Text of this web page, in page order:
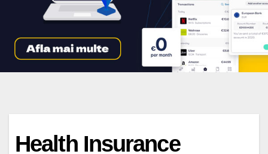
Health Insurance